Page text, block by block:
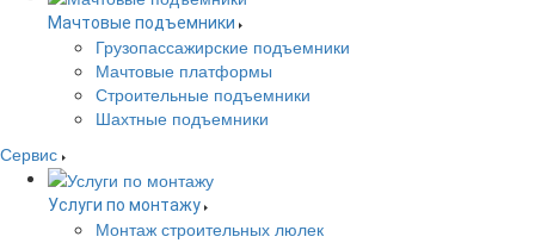
Мачтовые подъемники
Грузопассажирские подъемники
Мачтовые платформы
Строительные подъемники
Шахтные подъемники
Сервис
Услуги по монтажу
Монтаж строительных люлек